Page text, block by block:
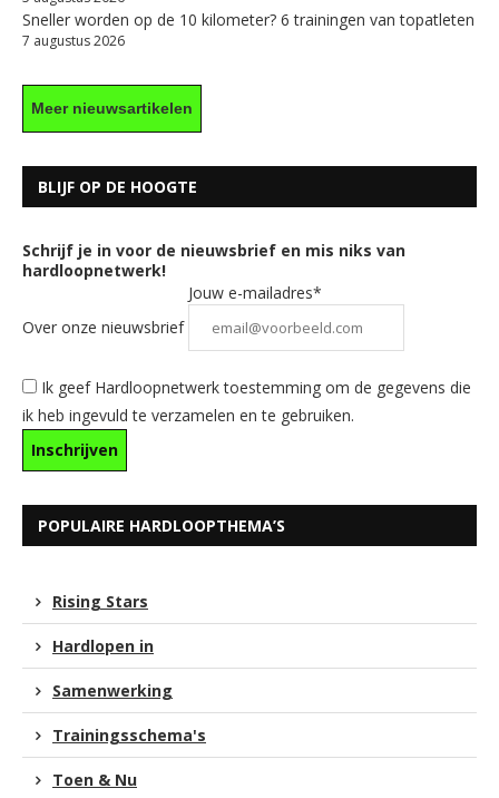
Sneller worden op de 10 kilometer? 6 trainingen van topatleten
7 augustus 2026
Meer nieuwsartikelen
BLIJF OP DE HOOGTE
Schrijf je in voor de nieuwsbrief en mis niks van
hardloopnetwerk!
Over onze nieuwsbrief
Jouw e-mailadres*
Ik geef Hardloopnetwerk toestemming om de gegevens die
ik heb ingevuld te verzamelen en te gebruiken.
POPULAIRE HARDLOOPTHEMA’S
Rising Stars
Hardlopen in
Samenwerking
Trainingsschema's
Toen & Nu